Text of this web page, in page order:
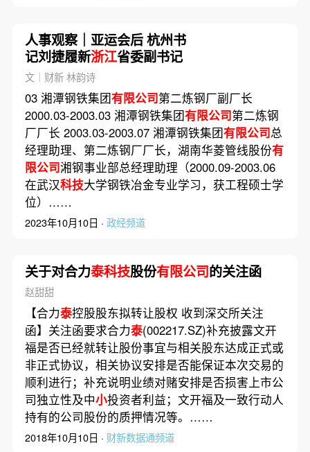
人事观察｜亚运会后 杭州书
记刘捷履新浙江省委副书记
文｜财新 林韵诗
03 湘潭钢铁集团有限公司第二炼钢厂副厂长
2000.03-2003.03 湘潭钢铁集团有限公司第二炼钢
厂厂长 2003.03-2003.07 湘潭钢铁集团有限公司总
经理助理、第二炼钢厂厂长，湖南华菱管线股份有
限公司湘钢事业部总经理助理（2000.09-2003.06
在武汉科技大学钢铁冶金专业学习，获工程硕士学
位）……
2023年10月10日 · 政经频道
关于对合力泰科技股份有限公司的关注函
赵甜甜
【合力泰控股股东拟转让股权 收到深交所关注
函】关注函要求合力泰(002217.SZ)补充披露文开
福是否已经就转让股份事宜与相关股东达成正式或
非正式协议，相关协议安排是否能保证本次交易的
顺利进行；补充说明业绩对赌安排是否损害上市公
司独立性及中小投资者利益；文开福及一致行动人
持有的公司股份的质押情况等。……
2018年10月10日 · 财新数据通频道